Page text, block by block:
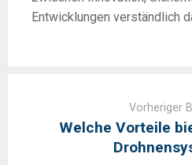
Entwicklungen verständlich
Vorheriger
Welche Vorteile